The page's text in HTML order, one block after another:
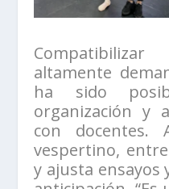
altamente
ha sido
organización y
con
vespertino,
y ajusta ensayos